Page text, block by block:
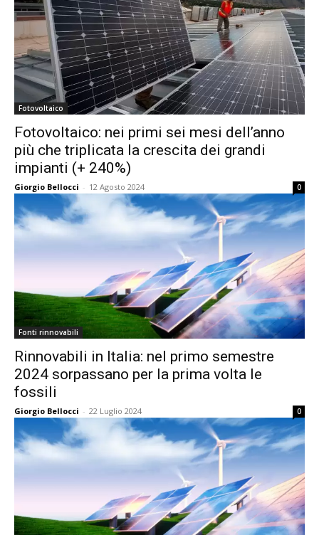
Fotovoltaico
Fotovoltaico: nei primi sei mesi dell’anno
più che triplicata la crescita dei grandi
impianti (+ 240%)
Giorgio Bellocci - 12 Agosto 2024 0
Fonti rinnovabili
Rinnovabili in Italia: nel primo semestre
2024 sorpassano per la prima volta le
fossili
Giorgio Bellocci - 22 Luglio 2024 0